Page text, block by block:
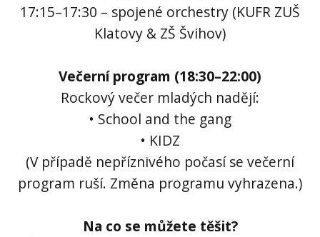
17:15–17:30 – spojené orchestry (KUFR ZUŠ
Klatovy & ZŠ Švihov)
Večerní program (18:30–22:00)
Rockový večer mladých nadějí:
• School and the gang
• KIDZ
(V případě nepříznivého počasí se večerní
program ruší. Změna programu vyhrazena.)
Na co se můžete těšit?